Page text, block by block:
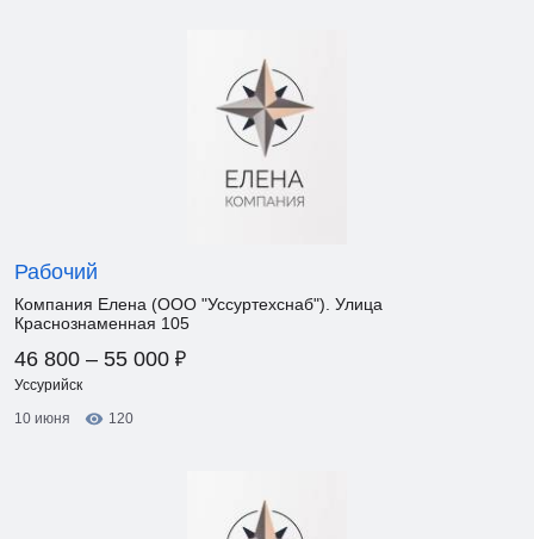
Рабочий
Компания Елена (ООО "Уссуртехснаб"). Улица
Краснознаменная 105
46 800 – 55 000 ₽
Уссурийск
10 июня
120